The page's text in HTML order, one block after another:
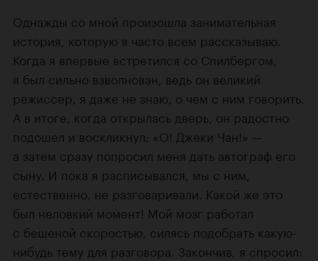
Однажды со мной произошла занимательная
история, которую я часто всем рассказываю.
Когда я впервые встретился со Спилбергом,
я был сильно взволнован, ведь он великий
режиссер, я даже не знаю, о чем с ним говорить.
А в итоге, когда открылась дверь, он радостно
подошел и воскликнул: «О! Джеки Чан!» —
а затем сразу попросил меня дать автограф его
сыну. И пока я расписывался, мы с ним,
естественно, не разговаривали. Какой же это
был неловкий момент! Мой мозг работал
с бешеной скоростью, силясь подобрать какую-
нибудь тему для разговора. Закончив, я спросил: